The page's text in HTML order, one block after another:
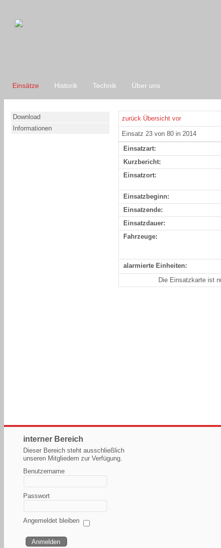
Einsätze Historik Technik Über uns
Download
Informationen
zurück Übersicht vor
Einsatz 23 von 80 in 2014
Einsatzart:
Kurzbericht:
Einsatzort:
Einsatzbeginn:
Einsatzende:
Einsatzdauer:
Fahrzeuge:
alarmierte Einheiten:
Die Einsatzkarte ist
interner Bereich
Dieser Bereich steht ausschließlich
unseren Mitgliedern zur Verfügung.
Benutzername
Passwort
Angemeldet bleiben